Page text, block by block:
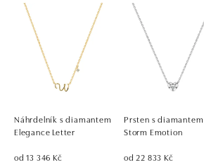
Náhrdelník s diamantem
Elegance Letter
od 13 346 Kč
Prsten s diamantem
Storm Emotion
od 22 833 Kč